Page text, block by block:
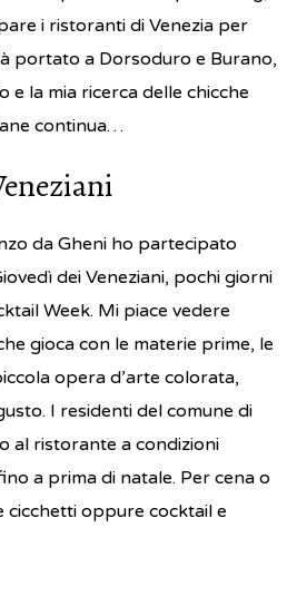
i ristoranti di Venezia per
portato a Dorsoduro e Burano,
e la mia ricerca delle chicche
continua…
da Gheni ho partecipato
dei Veneziani, pochi giorni
Week. Mi piace vedere
gioca con le materie prime, le
opera d’arte colorata,
I residenti del comune di
al ristorante a condizioni
a prima di natale. Per cena o
cicchetti oppure cocktail e